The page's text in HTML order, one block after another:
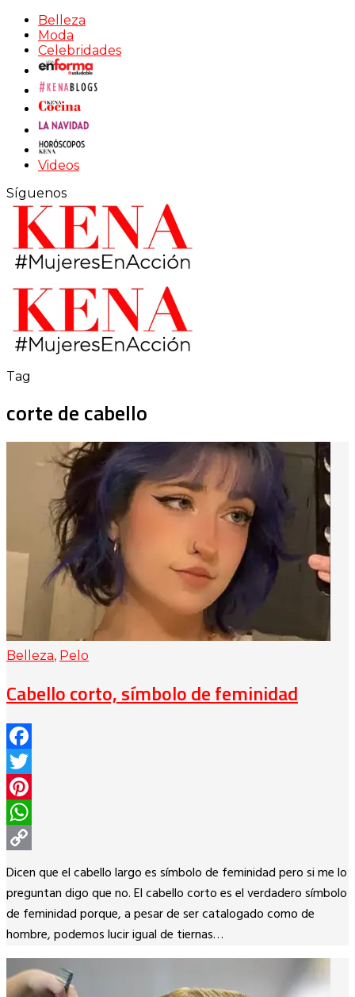
Belleza
Moda
Celebridades
Videos
Síguenos
Tag
corte de cabello
Belleza, Pelo
Cabello corto, símbolo de feminidad
Facebook
Twitter
Pinterest
WhatsApp
Copy
Link
Dicen que el cabello largo es símbolo de feminidad pero si me lo
preguntan digo que no. El cabello corto es el verdadero símbolo
de feminidad porque, a pesar de ser catalogado como de
hombre, podemos lucir igual de tiernas…